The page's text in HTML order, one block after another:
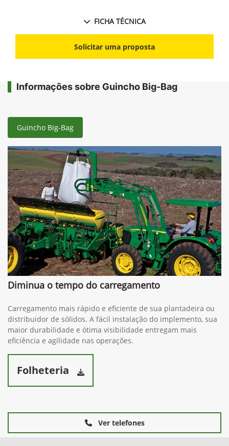
FICHA TÉCNICA
Solicitar uma proposta
Informações sobre Guincho Big-Bag
Guincho Big-Bag
Diminua o tempo do carregamento
Carregamento mais rápido e eficiente de sua plantadeira ou
distribuidor de sólidos. A fácil instalação do implemento, sua
maior durabilidade e ótima visibilidade entregam mais
eficiência e agilidade nas operações.
Folheteria
Ver telefones